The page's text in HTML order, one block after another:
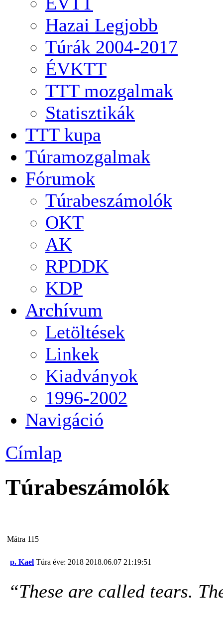
Hazai Legjobb
Túrák 2004-2017
ÉVKTT
TTT mozgalmak
Statisztikák
TTT kupa
Túramozgalmak
Fórumok
Túrabeszámolók
OKT
AK
RPDDK
KDP
Archívum
Letöltések
Linkek
Kiadványok
1996-2002
Navigáció
Címlap
Túrabeszámolók
Mátra 115
p. Kael Túra éve: 2018 2018.06.07 21:19:51
“These are called tears.